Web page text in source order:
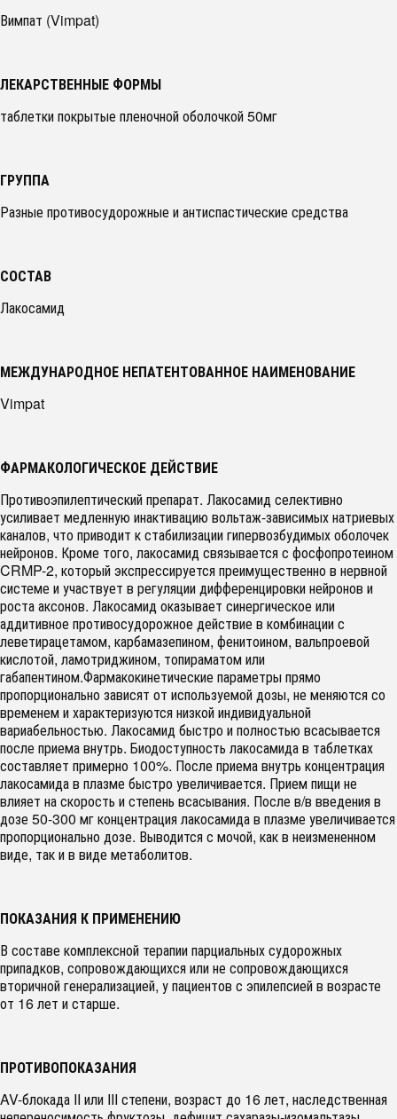
Вимпат (Vimpat)
ЛЕКАРСТВЕННЫЕ ФОРМЫ
таблетки покрытые пленочной оболочкой 50мг
ГРУППА
Разные противосудорожные и антиспастические средства
СОСТАВ
Лакосамид
МЕЖДУНАРОДНОЕ НЕПАТЕНТОВАННОЕ НАИМЕНОВАНИЕ
Vimpat
ФАРМАКОЛОГИЧЕСКОЕ ДЕЙСТВИЕ
Противоэпилептический препарат. Лакосамид селективно
усиливает медленную инактивацию вольтаж-зависимых натриевых
каналов, что приводит к стабилизации гипервозбудимых оболочек
нейронов. Кроме того, лакосамид связывается с фосфопротеином
CRMP-2, который экспрессируется преимущественно в нервной
системе и участвует в регуляции дифференцировки нейронов и
роста аксонов. Лакосамид оказывает синергическое или
аддитивное противосудорожное действие в комбинации с
леветирацетамом, карбамазепином, фенитоином, вальпроевой
кислотой, ламотриджином, топираматом или
габапентином.Фармакокинетические параметры прямо
пропорционально зависят от используемой дозы, не меняются со
временем и характеризуются низкой индивидуальной
вариабельностью. Лакосамид быстро и полностью всасывается
после приема внутрь. Биодоступность лакосамида в таблетках
составляет примерно 100%. После приема внутрь концентрация
лакосамида в плазме быстро увеличивается. Прием пищи не
влияет на скорость и степень всасывания. После в/в введения в
дозе 50-300 мг концентрация лакосамида в плазме увеличивается
пропорционально дозе. Выводится с мочой, как в неизмененном
виде, так и в виде метаболитов.
ПОКАЗАНИЯ К ПРИМЕНЕНИЮ
В составе комплексной терапии парциальных судорожных
припадков, сопровождающихся или не сопровождающихся
вторичной генерализацией, у пациентов с эпилепсией в возрасте
от 16 лет и старше.
ПРОТИВОПОКАЗАНИЯ
AV-блокада II или III степени, возраст до 16 лет, наследственная